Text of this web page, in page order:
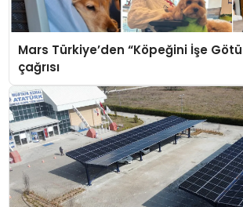
Mars Türkiye’den “Köpeğini İşe
çağrısı